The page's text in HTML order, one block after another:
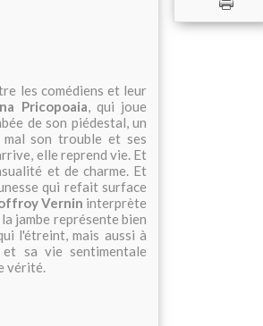
les comédiens et leur
Pricopoaia, qui joue
de son piédestal, un
mal son trouble et ses
elle reprend vie. Et
et de charme. Et
qui refait surface
Vernin interprète
jambe représente bien
l'étreint, mais aussi à
sa vie sentimentale
vérité.